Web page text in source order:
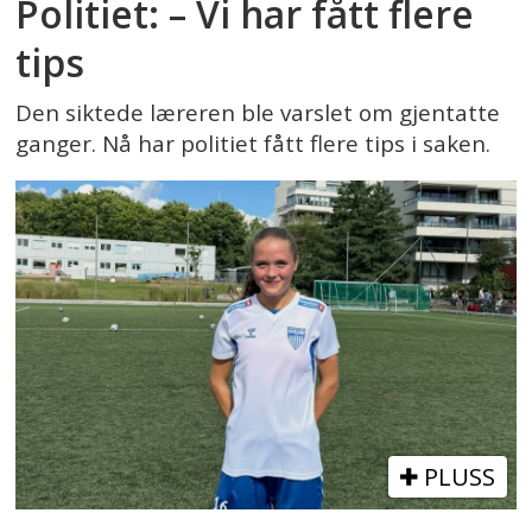
Politiet: – Vi har fått flere
tips
Den siktede læreren ble varslet om gjentatte
ganger. Nå har politiet fått flere tips i saken.
PLUSS